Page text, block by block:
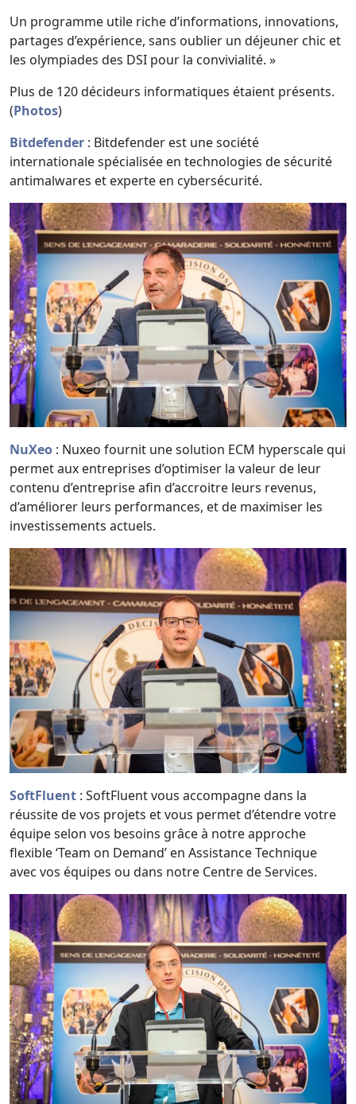
Un programme utile riche d’informations, innovations,
partages d’expérience, sans oublier un déjeuner chic et
les olympiades des DSI pour la convivialité. »
Plus de 120 décideurs informatiques étaient présents.
(Photos)
Bitdefender : Bitdefender est une société
internationale spécialisée en technologies de sécurité
antimalwares et experte en cybersécurité.
NuXeo : Nuxeo fournit une solution ECM hyperscale qui
permet aux entreprises d’optimiser la valeur de leur
contenu d’entreprise afin d’accroitre leurs revenus,
d’améliorer leurs performances, et de maximiser les
investissements actuels.
SoftFluent : SoftFluent vous accompagne dans la
réussite de vos projets et vous permet d’étendre votre
équipe selon vos besoins grâce à notre approche
flexible ‘Team on Demand’ en Assistance Technique
avec vos équipes ou dans notre Centre de Services.